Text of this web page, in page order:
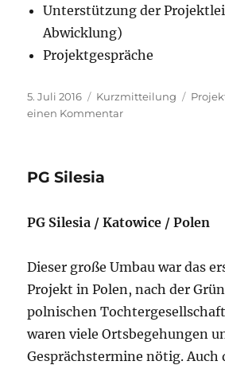
Unterstützung der
Abwicklung)
Projektgespräche
Veröffentlicht
am
5. Juli 2016 Format
Kurzmitteilung
einen Kommentarzu
PG Silesia
PG Silesia / Katowice / Polen
Dieser große Umbau war das
Projekt in Polen, nach der
polnischen
waren viele Ortsbegehungen
Gesprächstermine nötig. Auch